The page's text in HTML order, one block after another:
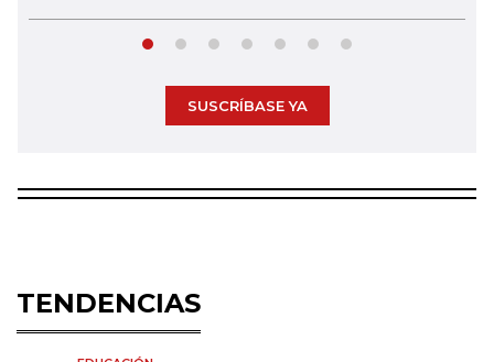
SUSCRÍBASE YA
TENDENCIAS